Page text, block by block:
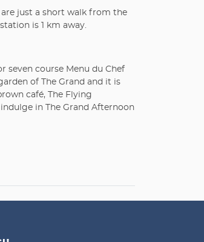
just a short walk from the
is 1 km away.
seven course Menu du Chef
of The Grand and it is
café, The Flying
in The Grand Afternoon